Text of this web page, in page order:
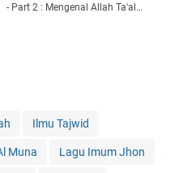
Part 2 : Mengenal Allah Ta'al…
Ilmu Tajwid
Muna Lagu Imum Jhon